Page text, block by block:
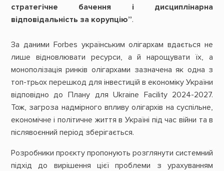
стратегічне бачення і дисциплінарна
відповідальність за корупцію”.
За даними Forbes українським олігархам вдається не
лише відновлювати ресурси, а й нарощувати їх, а
монополізація ринків олігархами зазначена як одна з
топ-трьох перешкод для інвестицій в економіку України
відповідно до Плану для Ukraine Facility 2024-2027.
Тож, загроза надмірного впливу олігархів на суспільне,
економічне і політичне життя в Україні під час війни та в
післявоєнний період зберігається.
Розробники проєкту пропонують розглянути системний
підхід до вирішення цієї проблеми з урахуванням